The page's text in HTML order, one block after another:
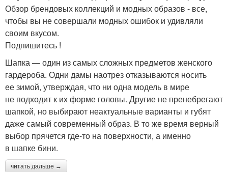
Обзор брендовых коллекций и модных образов - все,
чтобы вы не совершали модных ошибок и удивляли
своим вкусом.
Подпишитесь !
Шапка — один из самых сложных предметов женского
гардероба. Одни дамы наотрез отказываются носить
ее зимой, утверждая, что ни одна модель в мире
не подходит к их форме головы. Другие не пренебрегают
шапкой, но выбирают неактуальные варианты и губят
даже самый современный образ. В то же время верный
выбор прячется где-то на поверхности, а именно
в шапке бини.
читать дальше →